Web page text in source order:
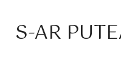
S-AR